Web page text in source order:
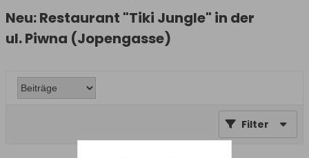
Neu: Restaurant "Tiki Jungle" in der
ul. Piwna (Jopengasse)
Filter